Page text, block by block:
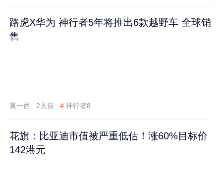
路虎X华为 神行者5年将推出6款越野车 全球销
售
莫一西 2天前 # 神行者8
花旗：比亚迪市值被严重低估！涨60%目标价
142港元